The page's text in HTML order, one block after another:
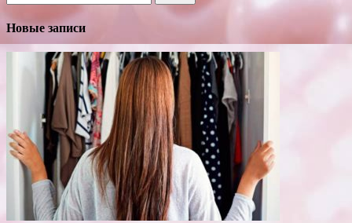
Новые записи